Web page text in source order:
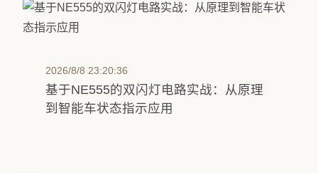
2026/8/8 23:20:36
基于NE555的双闪灯电路实战：从原理
到智能车状态指示应用